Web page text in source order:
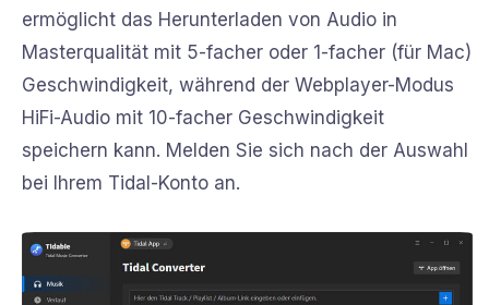
ermöglicht das Herunterladen von Audio in
Masterqualität mit 5-facher oder 1-facher (für Mac)
Geschwindigkeit, während der Webplayer-Modus
HiFi-Audio mit 10-facher Geschwindigkeit
speichern kann. Melden Sie sich nach der Auswahl
bei Ihrem Tidal-Konto an.